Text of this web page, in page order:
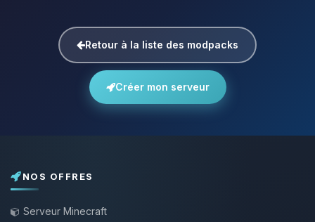
Retour à la liste des modpacks
Créer mon serveur
NOS OFFRES
Serveur Minecraft